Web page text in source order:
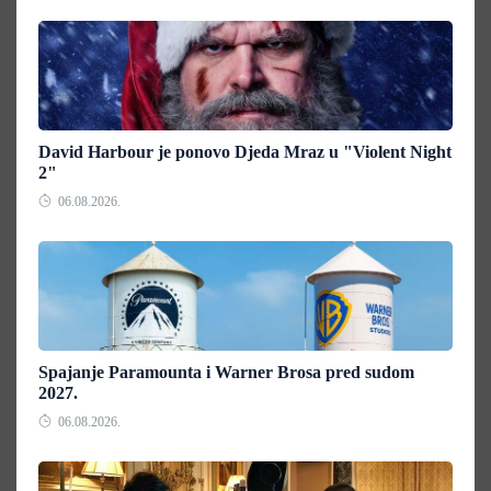
David Harbour je ponovo Djeda Mraz u "Violent Night
2"
06.08.2026.
Spajanje Paramounta i Warner Brosa pred sudom
2027.
06.08.2026.